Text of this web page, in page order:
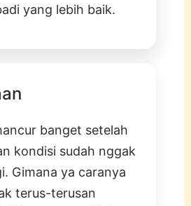
yang lebih baik.
banget setelah
kondisi sudah nggak
Gimana ya caranya
terus-terusan